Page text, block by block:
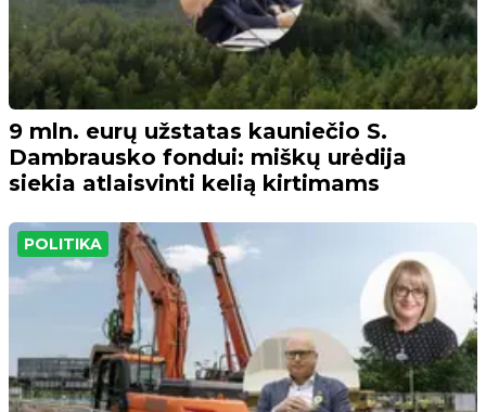
9 mln. eurų užstatas kauniečio S.
Dambrausko fondui: miškų urėdija
siekia atlaisvinti kelią kirtimams
POLITIKA